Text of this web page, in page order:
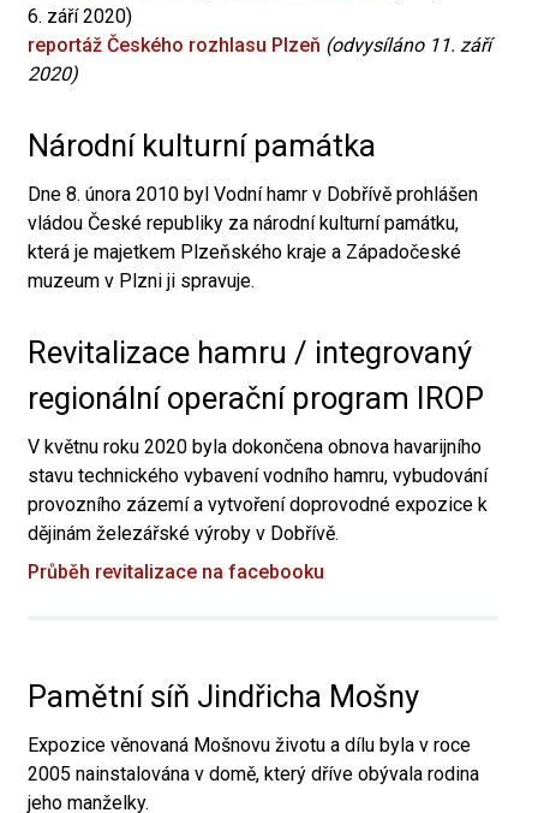
6. září 2020)
reportáž Českého rozhlasu Plzeň (odvysíláno 11. září
2020)
Národní kulturní památka
Dne 8. února 2010 byl Vodní hamr v Dobřívě prohlášen
vládou České republiky za národní kulturní památku,
která je majetkem Plzeňského kraje a Západočeské
muzeum v Plzni ji spravuje.
Revitalizace hamru / integrovaný
regionální operační program IROP
V květnu roku 2020 byla dokončena obnova havarijního
stavu technického vybavení vodního hamru, vybudování
provozního zázemí a vytvoření doprovodné expozice k
dějinám železářské výroby v Dobřívě.
Průběh revitalizace na facebooku
Pamětní síň Jindřicha Mošny
Expozice věnovaná Mošnovu životu a dílu byla v roce
2005 nainstalována v domě, který dříve obývala rodina
jeho manželky.